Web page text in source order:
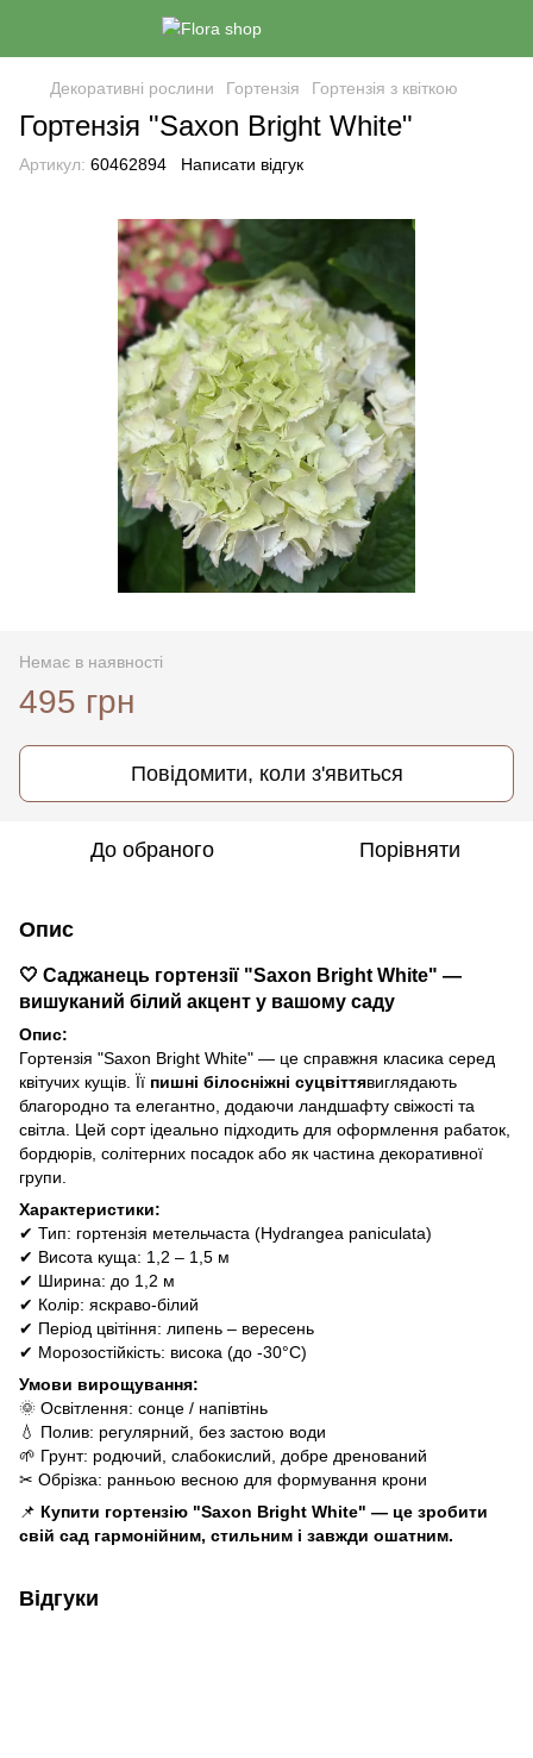
Декоративні рослини Гортензія Гортензія з квіткою
Гортензія "Saxon Bright White"
Артикул: 60462894 Написати відгук
Немає в наявності
495 грн
Повідомити, коли з'явиться
До обраного Порівняти
Опис
🤍 Саджанець гортензії "Saxon Bright White" —
вишуканий білий акцент у вашому саду
Опис:
Гортензія "Saxon Bright White" — це справжня класика серед
квітучих кущів. Її пишні білосніжні суцвіттявиглядають
благородно та елегантно, додаючи ландшафту свіжості та
світла. Цей сорт ідеально підходить для оформлення рабаток,
бордюрів, солітерних посадок або як частина декоративної
групи.
Характеристики:
✔ Тип: гортензія метельчаста (Hydrangea paniculata)
✔ Висота куща: 1,2 – 1,5 м
✔ Ширина: до 1,2 м
✔ Колір: яскраво-білий
✔ Період цвітіння: липень – вересень
✔ Морозостійкість: висока (до -30°C)
Умови вирощування:
🌞 Освітлення: сонце / напівтінь
💧 Полив: регулярний, без застою води
🌱 Грунт: родючий, слабокислий, добре дренований
✂ Обрізка: ранньою весною для формування крони
📌 Купити гортензію "Saxon Bright White" — це зробити
свій сад гармонійним, стильним і завжди ошатним.
Відгуки